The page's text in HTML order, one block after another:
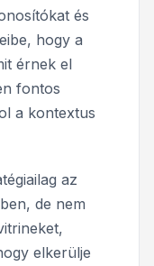
és
hogy a
érnek el
fontos
a kontextus
az
de nem
elkerülje